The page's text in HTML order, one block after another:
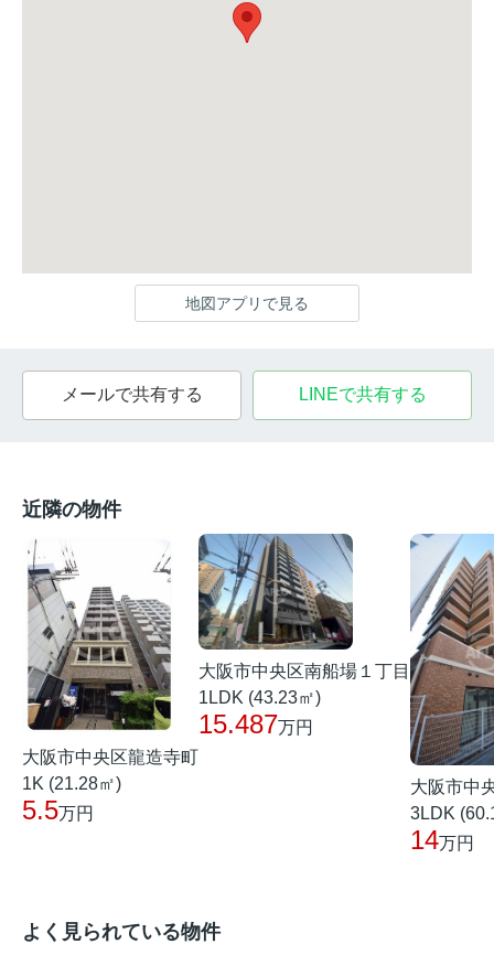
地図アプリで見る
メールで共有する LINEで共有する
近隣の物件
大阪市中央区龍造寺町
1K (21.28㎡)
5.5万円
大阪市中央区南船場１丁目
1LDK (43.23㎡)
15.487万円
大阪市中
3LDK
14万円
よく見られている物件